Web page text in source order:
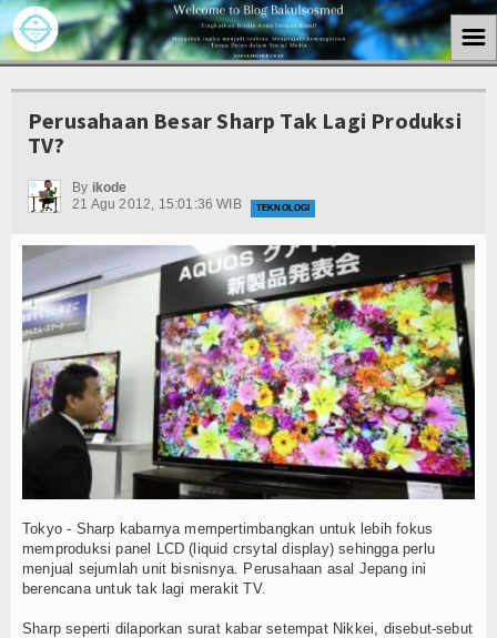
Home
Berita
Kuliner
Tutorial
Kesehatan
Teknologi
Internasional
Seputar Hobi
Berita Bakulsosmed
Koleksi Video
☰
Perusahaan Besar Sharp Tak Lagi Produksi
TV?
By ikode
21 Agu 2012, 15:01:36 WIB
TEKNOLOGI
Tokyo - Sharp kabarnya mempertimbangkan untuk lebih fokus
memproduksi panel LCD (liquid crsytal display) sehingga perlu
menjual sejumlah unit bisnisnya. Perusahaan asal Jepang ini
berencana untuk tak lagi merakit TV.
Sharp seperti dilaporkan surat kabar setempat Nikkei, disebut-sebut